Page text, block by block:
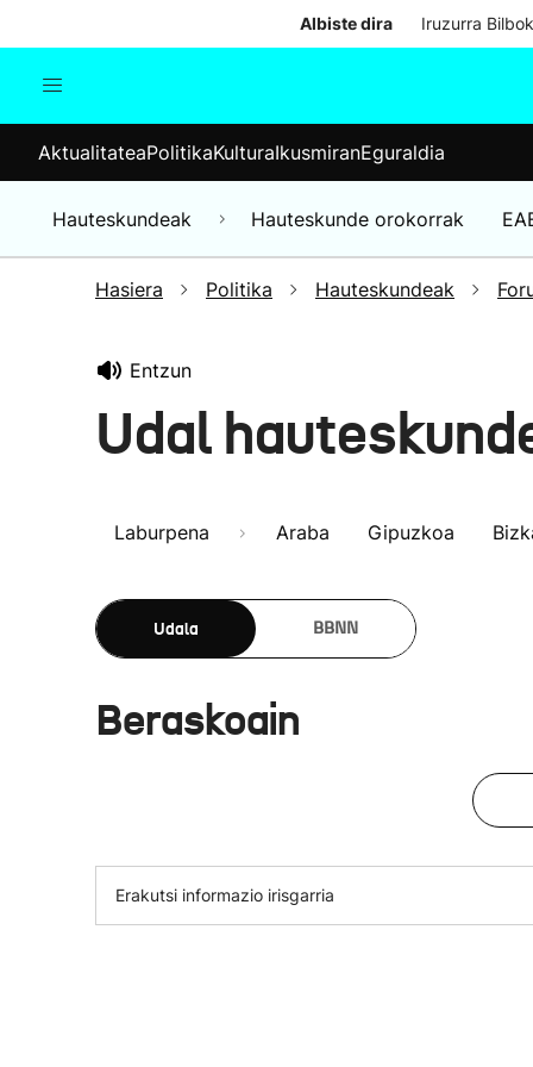
Albiste dira Iruzurra
Munduko albisteak
Hauteskundeak
AktualitateaPolitikaKulturaIkusmiranEguraldia
Hauteskundeak Hauteskunde orokorrak
Hasiera Politika Hauteskundeak
Entzun
Udal
Laburpena Araba Gipuzkoa
Udala BBNN
Beraskoain
Erakutsi informazio irisgarria